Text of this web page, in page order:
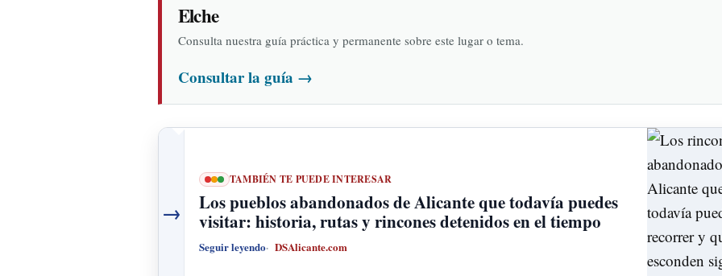
Elche
Consulta nuestra guía práctica y permanente sobre este lugar o tema.
Consultar la guía →
→
TAMBIÉN TE PUEDE INTERESAR
Los pueblos abandonados de Alicante que todavía puedes
visitar: historia, rutas y rincones detenidos en el tiempo
Seguir leyendo DSAlicante.com